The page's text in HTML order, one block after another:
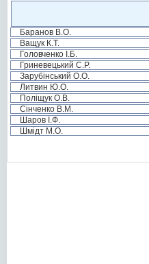
Баранов В.О.
Ващук К.Т.
Головченко І.Б.
Гриневецький С.Р.
Зарубінський О.О.
Литвин Ю.О.
Поліщук О.В.
Сінченко В.М.
Шаров І.Ф.
Шмідт М.О.